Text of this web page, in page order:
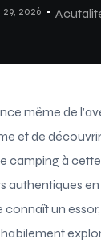
29, 2026
même de
et de
camping à
authentiques
un